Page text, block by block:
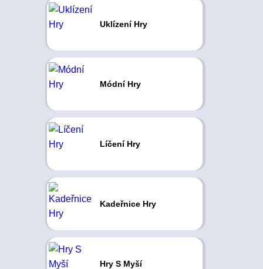
Uklízení Hry
Módní Hry
Líčení Hry
Kadeřnice Hry
Hry S Myší